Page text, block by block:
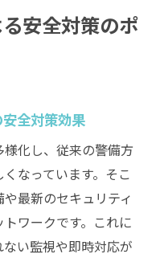
安全対策のポ
全対策効果
化し、従来の警備方
なっています。そこ
最新のセキュリティ
ワークです。これに
い監視や即時対応が